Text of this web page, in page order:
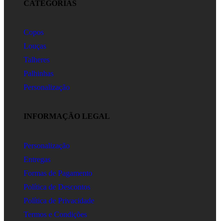
CATEGORIAS
Copos
Louças
Talheres
Palhinhas
Personalização
INFORMAÇÃO LEGAL
Personalização
Entregas
Formas de Pagamento
Política de Descontos
Política de Privacidade
Termos e Condições